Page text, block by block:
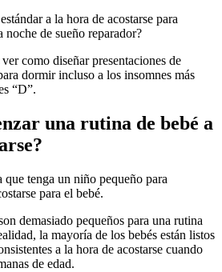
a la hora de acostarse para
de sueño reparador?
como diseñar presentaciones de
dormir incluso a los insomnes más
“D”.
una rutina de bebé a
que tenga un niño pequeño para
para el bebé.
demasiado pequeños para una rutina
la mayoría de los bebés están listos
a la hora de acostarse cuando
de edad.